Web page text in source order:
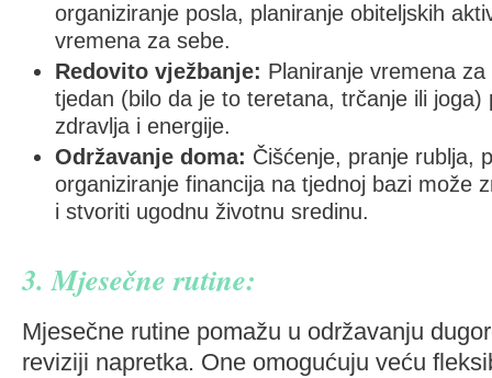
organiziranje posla, planiranje obiteljskih
vremena za sebe.
Redovito vježbanje: Planiranje vremena
tjedan (bilo da je to teretana, trčanje ili joga)
zdravlja i energije.
Održavanje doma: Čišćenje, pranje rublja,
organiziranje financija na tjednoj bazi može
i stvoriti ugodnu životnu sredinu.
3. Mjesečne rutine:
Mjesečne rutine pomažu u održavanju
reviziji napretka. One omogućuju veću